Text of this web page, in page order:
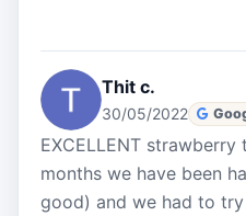
Thit c.
30/05/2022
EXCELLENT strawberry
months we have been
good) and we had to